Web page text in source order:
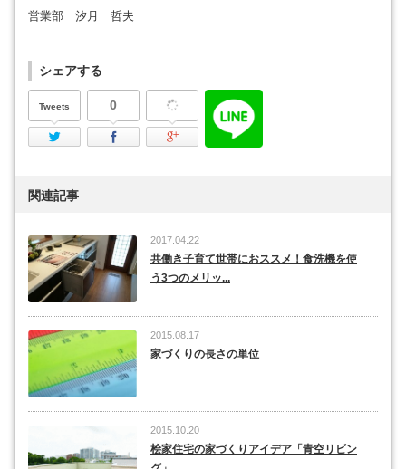
営業部 汐月 哲夫
シェアする
Tweets
Twitter
0
Facebook Google Plus
関連記事
2017.04.22
共働き子育て世帯におススメ！食洗機を使
う3つのメリッ...
2015.08.17
家づくりの長さの単位
2015.10.20
桧家住宅の家づくりアイデア「青空リビン